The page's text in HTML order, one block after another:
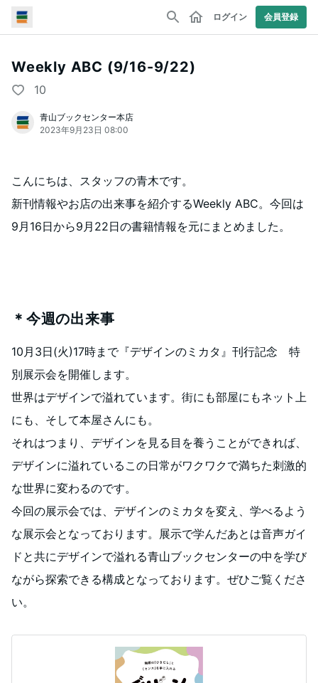
ログイン 会員登録
Weekly ABC (9/16-9/22)
10
青山ブックセンター本店
2023年9月23日 08:00
こんにちは、スタッフの青木です。
新刊情報やお店の出来事を紹介するWeekly ABC。今回は
9月16日から9月22日の書籍情報を元にまとめました。
＊今週の出来事
10月3日(火)17時まで『デザインのミカタ』刊行記念 特
別展示会を開催します。
世界はデザインで溢れています。街にも部屋にもネット上
にも、そして本屋さんにも。
それはつまり、デザインを見る目を養うことができれば、
デザインに溢れているこの日常がワクワクで満ちた刺激的
な世界に変わるのです。
今回の展示会では、デザインのミカタを変え、学べるよう
な展示会となっております。展示で学んだあとは音声ガイ
ドと共にデザインで溢れる青山ブックセンターの中を学び
ながら探索できる構成となっております。ぜひご覧くださ
い。